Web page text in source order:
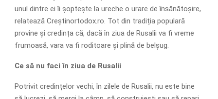
unul dintre ei îi șoptește la ureche o urare de însănătoșire,
relatează Creștinortodox.ro. Tot din tradiția populară
provine și credința că, dacă în ziua de Rusalii va fi vreme
frumoasă, vara va fi roditoare și plină de belșug.
Ce să nu faci în ziua de Rusalii
Potrivit credințelor vechi, în zilele de Rusalii, nu este bine